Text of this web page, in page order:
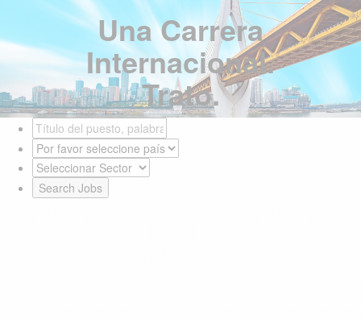
Una Carrera
Internacional.
Trato.